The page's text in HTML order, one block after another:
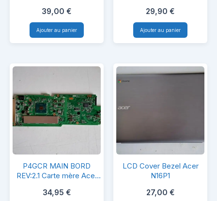
Touchpad
Clavier
Acer
39,00 €
Ajouter au panier
Slim
15.6”
Acer
–
HD
29,90 €
Ajouter au panier
P4GCR
MAIN
BORD
P4GCR MAIN BORD
REV:2.1 Carte mère Acer
34,95 €
LCD
Cover
Bezel
LCD Cover Bezel Acer
N16P1
27,00 €